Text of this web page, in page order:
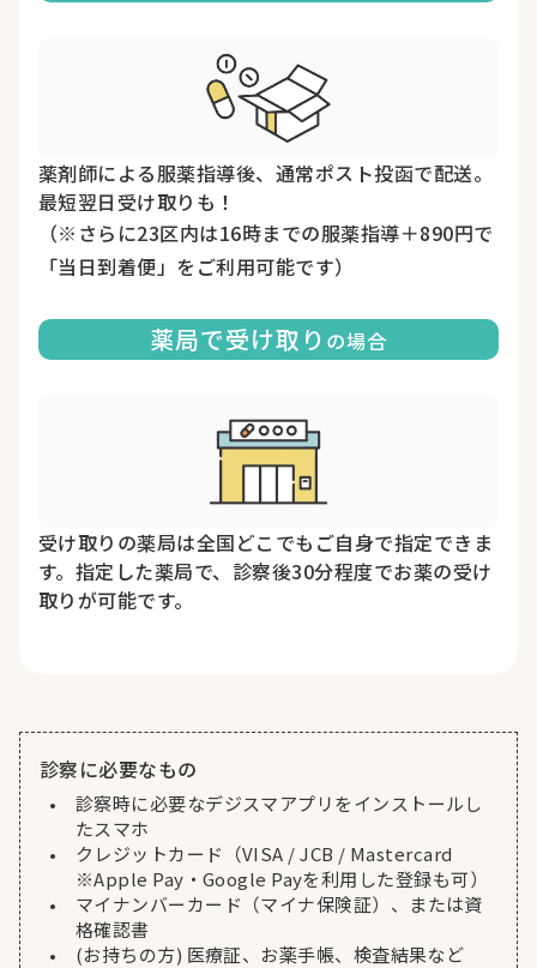
薬剤師による服薬指導後、通常ポスト投函で配送。
最短翌日受け取りも！
（※さらに23区内は16時までの服薬指導＋890円で
「当日到着便」をご利用可能です）
薬局で受け取り の場合
受け取りの薬局は全国どこでもご自身で指定できま
す。指定した薬局で、診察後30分程度でお薬の受け
取りが可能です。
診察に必要なもの
診察時に必要なデジスマアプリをインストールし
たスマホ
クレジットカード（VISA / JCB / Mastercard
※Apple Pay・Google Payを利用した登録も可）
マイナンバーカード（マイナ保険証）、または資
格確認書
(お持ちの方) 医療証、お薬手帳、検査結果など